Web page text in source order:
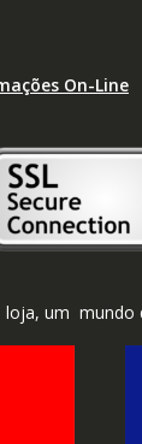
On-Line
loja, um mundo